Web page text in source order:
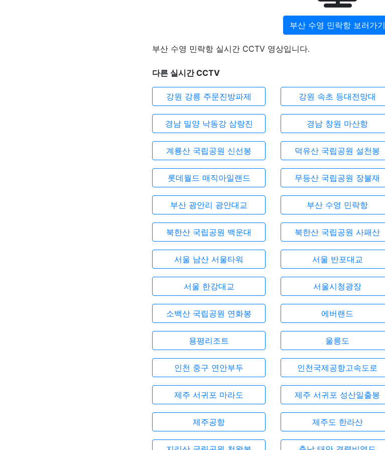
부산 수영 민락항 보러가기
부산 수영 민락항 실시간 CCTV 영상입니다.
다른 실시간 CCTV
강원 강릉 주문진방파제 강원 속초 등대전망대
경남 밀양 낙동강 삼랑진 경남 창원 마산항
계룡산 국립공원 신선봉 덕유산 국립공원 설천봉
롯데월드 매직아일랜드 무등산 국립공원 장불재
부산 광안리 광안대교 부산 수영 민락항
북한산 국립공원 백운대 북한산 국립공원 사패산
서울 남산 서울타워 서울 반포대교
서울 한강대교 서울시청광장
소백산 국립공원 연화봉 에버랜드
용평리조트 울릉도
인천 중구 연안부두 인천국제공항고속도로
제주 서귀포 마라도 제주 서귀포 성산일출봉
제주공항 제주도 한라산